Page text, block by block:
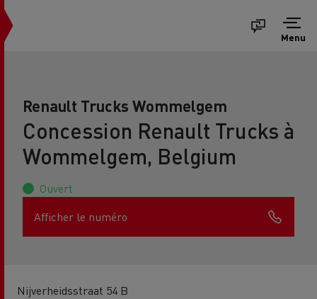
Menu
Renault Trucks Wommelgem
Concession Renault Trucks à
Wommelgem, Belgium
Ouvert
Afficher le numéro
Nijverheidsstraat 54 B